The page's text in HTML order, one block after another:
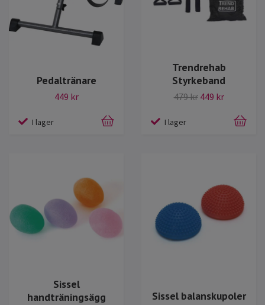
Pedaltränare
449 kr
I lager
Trendrehab
Styrkeband
479 kr 449 kr
I lager
Sissel
handträningsägg
Sissel balanskupoler